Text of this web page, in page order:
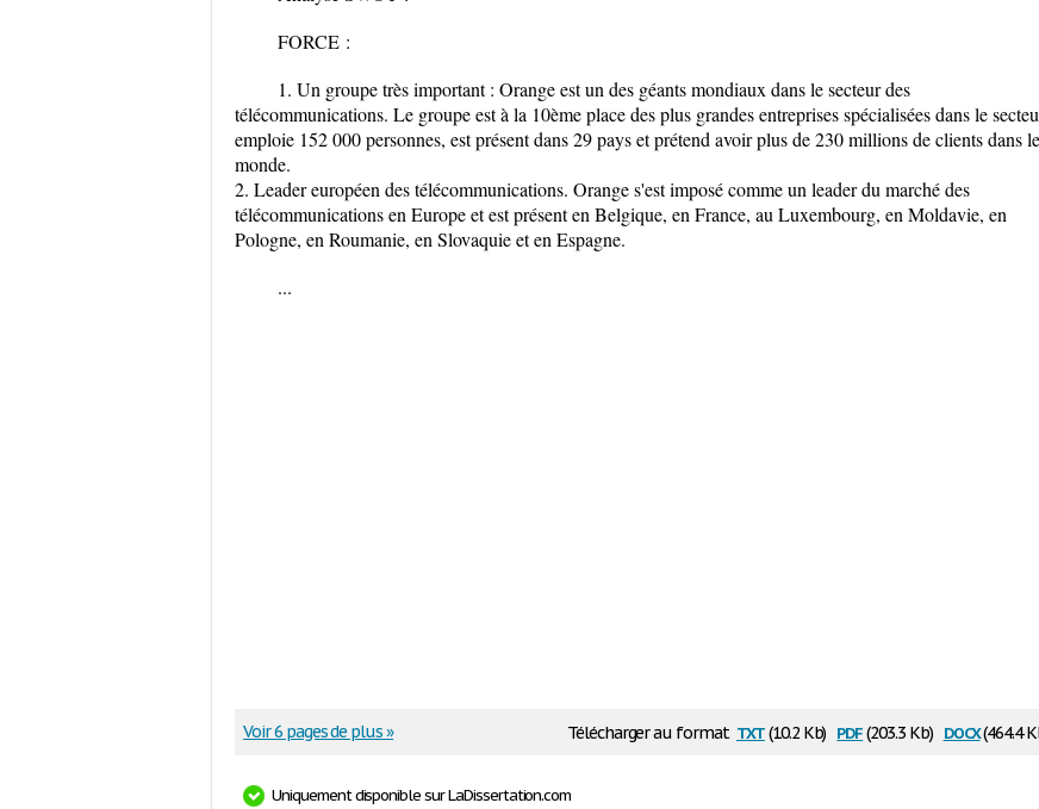
FORCE :
1. Un groupe très important : Orange est un des géants mondiaux dans le secteur des
télécommunications. Le groupe est à la 10ème place des plus grandes entreprises spécialisées dans le
emploie 152 000 personnes, est présent dans 29 pays et prétend avoir plus de 230 millions de clients dans le
monde.
2. Leader européen des télécommunications. Orange s'est imposé comme un leader du marché des
télécommunications en Europe et est présent en Belgique, en France, au Luxembourg, en Moldavie, en
Pologne, en Roumanie, en Slovaquie et en Espagne.
...
Télécharger au format txt(10.2 Kb) pdf(203.3 Kb) docx(464.4
Voir 6 pages de plus »
Uniquement disponible sur LaDissertation.com